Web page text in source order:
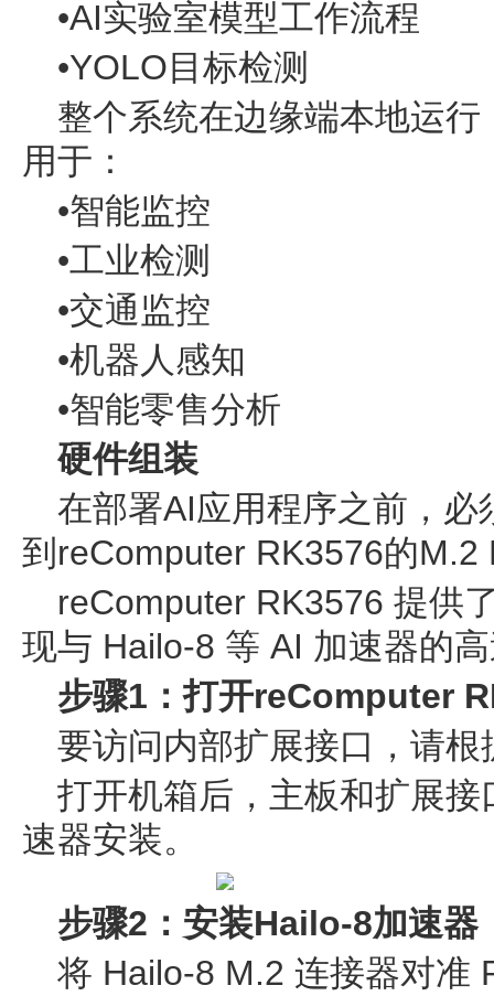
•AI实验室模型工作流程
•YOLO目标检测
整个系统在边缘端本地运
用于：
•智能监控
•工业检测
•交通监控
•机器人感知
•智能零售分析
硬件组装
在部署AI应用程序之前，
到reComputer RK3576的M.2
reComputer RK3576 提供
现与 Hailo-8 等 AI 加速器的
步骤1：打开reComputer
要访问内部扩展接口，请
打开机箱后，主板和扩展
速器安装。
步骤2：安装Hailo-8加速器
将 Hailo-8 M.2 连接器对准